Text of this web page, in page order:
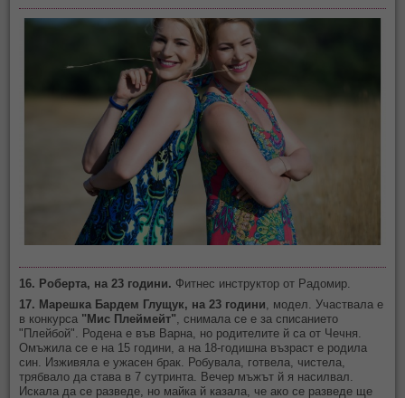
16. Роберта, на 23 години. Фитнес инструктор от Радомир.
17. Марешка Бардем Глущук, на 23 години , модел. Участвала е
в конкурса "Мис Плеймейт" , снимала се е за списанието
"Плейбой". Родена е във Варна, но родителите й са от Чечня.
Омъжила се е на 15 години, а на 18-годишна възраст е родила
син. Изживяла е ужасен брак. Робувала, готвела, чистела,
трябвало да става в 7 сутринта. Вечер мъжът й я насилвал.
Искала да се разведе, но майка й казала, че ако се разведе ще